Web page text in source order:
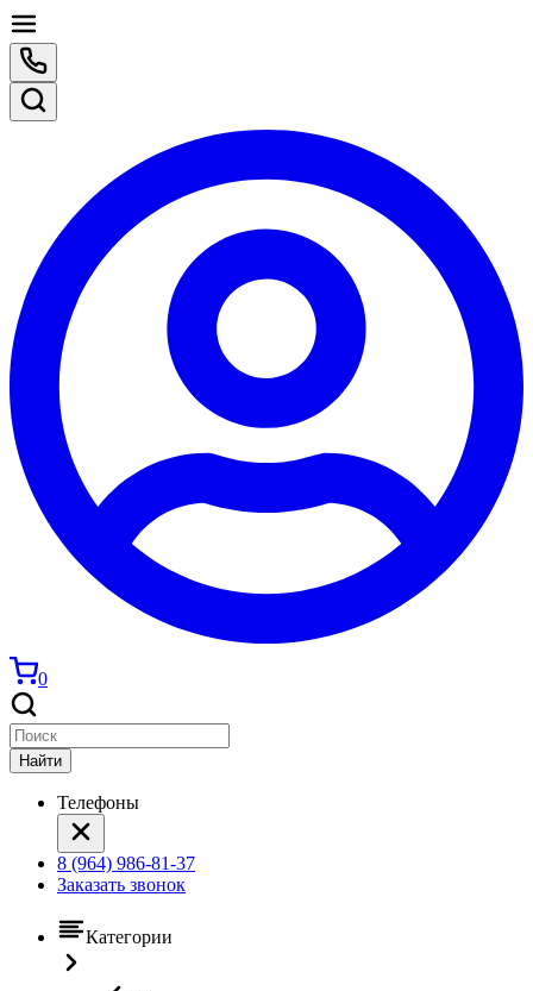
0
Найти
Телефоны
8 (964) 986-81-37
Заказать звонок
Категории